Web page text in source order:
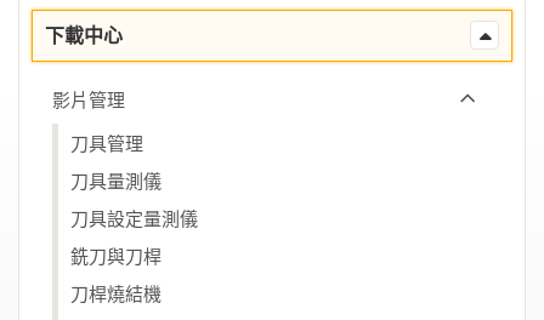
下載中心
影片管理
刀具管理
刀具量測儀
刀具設定量測儀
銑刀與刀桿
刀桿燒結機